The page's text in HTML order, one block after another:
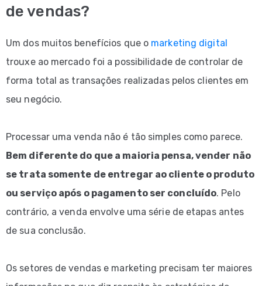
de vendas?
Um dos muitos benefícios que o marketing digital
trouxe ao mercado foi a possibilidade de controlar de
forma total as transações realizadas pelos clientes em
seu negócio.
Processar uma venda não é tão simples como parece.
Bem diferente do que a maioria pensa, vender não
se trata somente de entregar ao cliente o produto
ou serviço após o pagamento ser concluído. Pelo
contrário, a venda envolve uma série de etapas antes
de sua conclusão.
Os setores de vendas e marketing precisam ter maiores